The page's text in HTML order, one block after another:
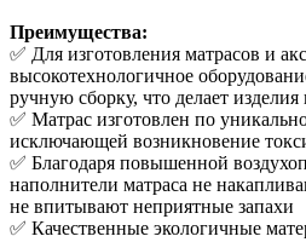
Преимущества:
✅ Для изготовления матрасов и
высокотехнологичное
ручную сборку, что делает
✅ Матрас изготовлен по
исключающей возникновение
✅ Благодаря повышенной
наполнители матраса не
не впитывают неприятные запахи
✅ Качественные экологичные